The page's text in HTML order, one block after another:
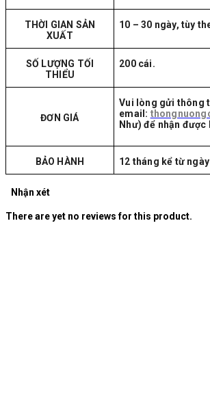
THỜI GIAN SẢN
XUẤT
10 – 30 ngày, tùy
SỐ LƯỢNG TỐI
THIỂU
200 cái.
ĐƠN GIÁ
Vui lòng gửi thông
email:
Như) để nhận được
BẢO HÀNH 12 tháng kể từ
Nhận xét
There are yet no reviews for this product.